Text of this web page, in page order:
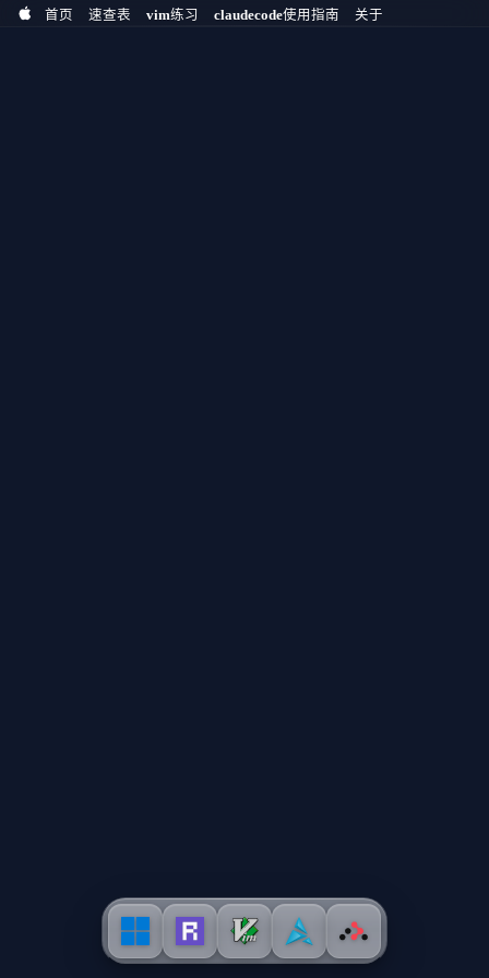
首页 速查表 vim练习 claudecode使用指南 关于